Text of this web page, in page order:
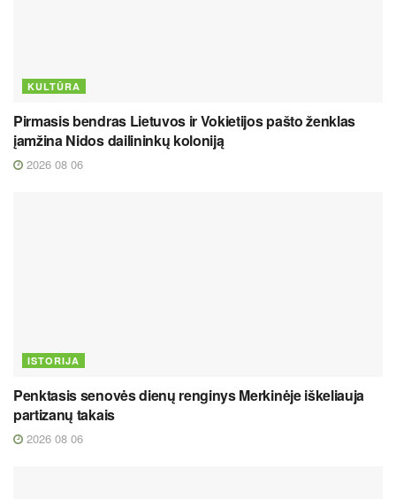
KULTŪRA
Pirmasis bendras Lietuvos ir Vokietijos pašto ženklas
įamžina Nidos dailininkų koloniją
2026 08 06
ISTORIJA
Penktasis senovės dienų renginys Merkinėje iškeliauja
partizanų takais
2026 08 06